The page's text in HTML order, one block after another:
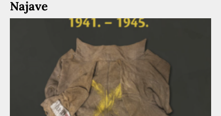
Najave